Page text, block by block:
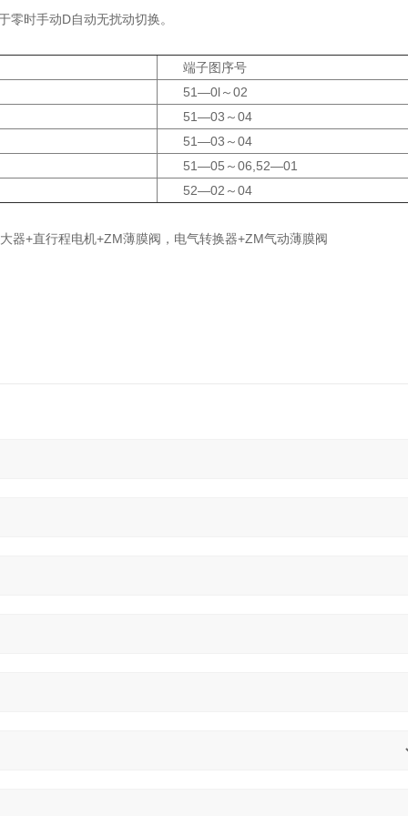
时手动D自动无扰动切换。
端子图序号
51—0l～02
51—03～04
51—03～04
51—05～06,52—01
52—02～04
器+直行程电机+ZM薄膜阀，电气转换器+ZM气动薄膜阀